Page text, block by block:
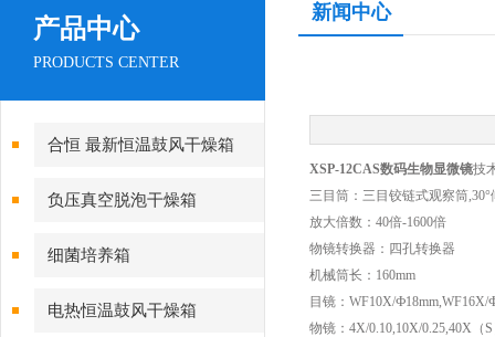
产品中心
PRODUCTS CENTER
合恒 最新恒温鼓风干燥箱
负压真空脱泡干燥箱
细菌培养箱
电热恒温鼓风干燥箱
新闻中心
XSP-12CAS数码生物显微镜技
三目筒：三目铰链式观察筒,30°
放大倍数：40倍-1600倍
物镜转换器：四孔转换器
机械筒长：160mm
目镜：WF10X/Ф18mm,WF16X/
物镜：4X/0.10,10X/0.25,40X（